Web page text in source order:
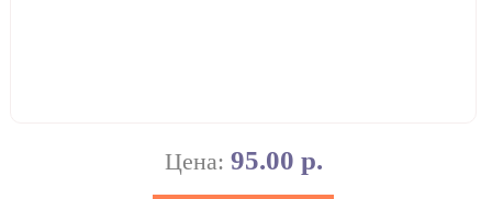
Цена: 95.00 р.